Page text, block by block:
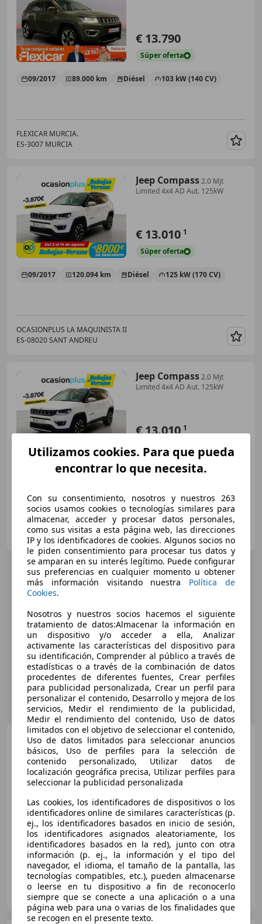
€ 13.790
Súperoferta
09/2017 89.000 km Diésel 103 kW (140 CV)
FLEXICAR MURCIA.
ES-3007 MURCIA
Jeep Compass2.0 Mjt
Limited 4x4 AD Aut. 125kW
€ 13.010 1
Súperoferta
09/2017 120.094 km Diésel 125 kW (170 CV)
OCASIONPLUS LA MAQUINISTA II
ES-08020 SANT ANDREU
Jeep Compass2.0 Mjt
Limited 4x4 AD Aut. 125kW
€ 13.010 1
Súper
120.094 km Diésel 125 kW (170 CV)
OCASIONPLUS LAS ROZAS II
ES-28232 LAS ROZAS
Jeep Compass1.4 Multiair
Opening Ed. 4x4 AD Aut. 125kW
€ 12.990
Buen precio
12/2017 142.474 km Gasolina 125 kW (170 CV)
MUYCAR TOLEDO
ES-45280 Olías del Rey
Utilizamos cookies. Para que pueda
encontrar lo que necesita.
Con su consentimiento, nosotros y nuestros 263
socios usamos cookies o tecnologías similares para
almacenar, acceder y procesar datos personales,
como sus visitas a esta página web, las direcciones
IP y los identificadores de cookies. Algunos socios no
le piden consentimiento para procesar tus datos y
se amparan en su interés legítimo. Puede configurar
sus preferencias en cualquier momento u obtener
más información visitando nuestra Política de
Cookies.
Nosotros y nuestros socios hacemos el siguiente
tratamiento de datos:Almacenar la información en
un dispositivo y/o acceder a ella, Analizar
activamente las características del dispositivo para
su identificación, Comprender al público a través de
estadísticas o a través de la combinación de datos
procedentes de diferentes fuentes, Crear perfiles
para publicidad personalizada, Crear un perfil para
personalizar el contenido, Desarrollo y mejora de los
servicios, Medir el rendimiento de la publicidad,
Medir el rendimiento del contenido, Uso de datos
limitados con el objetivo de seleccionar el contenido,
Uso de datos limitados para seleccionar anuncios
básicos, Uso de perfiles para la selección de
contenido personalizado, Utilizar datos de
localización geográfica precisa, Utilizar perfiles para
seleccionar la publicidad personalizada
Las cookies, los identificadores de dispositivos o los
identificadores online de similares características (p.
ej., los identificadores basados en inicio de sesión,
los identificadores asignados aleatoriamente, los
identificadores basados en la red), junto con otra
información (p. ej., la información y el tipo del
navegador, el idioma, el tamaño de la pantalla, las
tecnologías compatibles, etc.), pueden almacenarse
o leerse en tu dispositivo a fin de reconocerlo
siempre que se conecte a una aplicación o a una
página web para una o varias de los finalidades que
se recogen en el presente texto.